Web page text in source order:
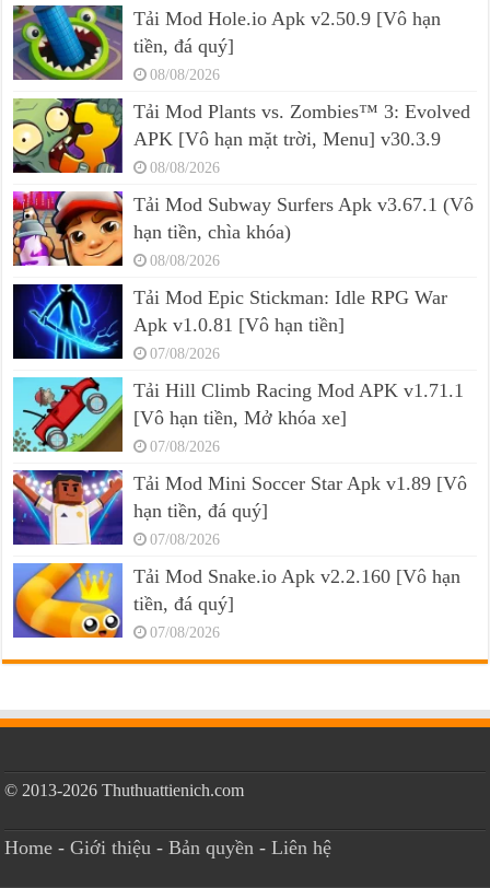
Tải Mod Hole.io Apk v2.50.9 [Vô hạn
tiền, đá quý]
08/08/2026
Tải Mod Plants vs. Zombies™ 3: Evolved
APK [Vô hạn mặt trời, Menu] v30.3.9
08/08/2026
Tải Mod Subway Surfers Apk v3.67.1 (Vô
hạn tiền, chìa khóa)
08/08/2026
Tải Mod Epic Stickman: Idle RPG War
Apk v1.0.81 [Vô hạn tiền]
07/08/2026
Tải Hill Climb Racing Mod APK v1.71.1
[Vô hạn tiền, Mở khóa xe]
07/08/2026
Tải Mod Mini Soccer Star Apk v1.89 [Vô
hạn tiền, đá quý]
07/08/2026
Tải Mod Snake.io Apk v2.2.160 [Vô hạn
tiền, đá quý]
07/08/2026
© 2013-2026 Thuthuattienich.com
Home -Giới thiệu -Bản quyền -Liên hệ